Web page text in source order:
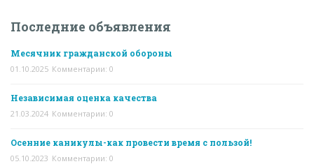
Последние объявления
Месячник гражданской обороны
01.10.2025 Комментарии: 0
Независимая оценка качества
21.03.2024 Комментарии: 0
Осенние каникулы-как провести время с пользой!
05.10.2023 Комментарии: 0